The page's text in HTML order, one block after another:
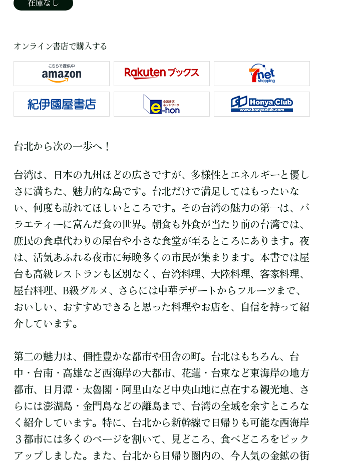
在庫なし
オンライン書店で購入する
台北から次の一歩へ！
台湾は、日本の九州ほどの広さですが、多様性とエネルギーと優し
さに満ちた、魅力的な島です。台北だけで満足してはもったいな
い、何度も訪れてほしいところです。その台湾の魅力の第一は、バ
ラエティーに富んだ食の世界。朝食も外食が当たり前の台湾では、
庶民の食卓代わりの屋台や小さな食堂が至るところにあります。夜
は、活気あふれる夜市に毎晩多くの市民が集まります。本書では屋
台も高級レストランも区別なく、台湾料理、大陸料理、客家料理、
屋台料理、B級グルメ、さらには中華デザートからフルーツまで、
おいしい、おすすめできると思った料理やお店を、自信を持って紹
介しています。
第二の魅力は、個性豊かな都市や田舎の町。台北はもちろん、台
中・台南・高雄など西海岸の大都市、花蓮・台東など東海岸の地方
都市、日月潭・太魯閣・阿里山など中央山地に点在する観光地、さ
らには澎湖島・金門島などの離島まで、台湾の全域を余すところな
く紹介しています。特に、台北から新幹線で日帰りも可能な西海岸
３都市には多くのページを割いて、見どころ、食べどころをピック
アップしました。また、台北から日帰り圏内の、今人気の金鉱の街